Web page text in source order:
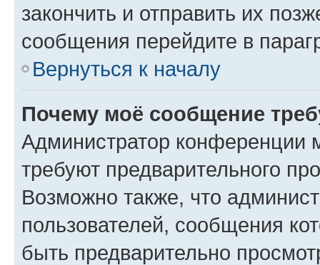
закончить и отправить их
сообщения перейдите в
Вернуться к началу
Почему моё сообщение
Администратор конференции
требуют предварительного
Возможно также, что
пользователей, сообщения
быть предварительно